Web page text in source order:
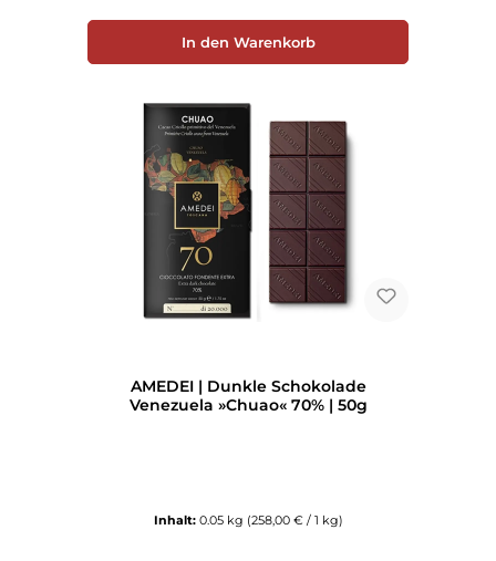
In den Warenkorb
AMEDEI | Dunkle Schokolade
Venezuela »Chuao« 70% | 50g
Inhalt: 0.05 kg (258,00 € / 1 kg)